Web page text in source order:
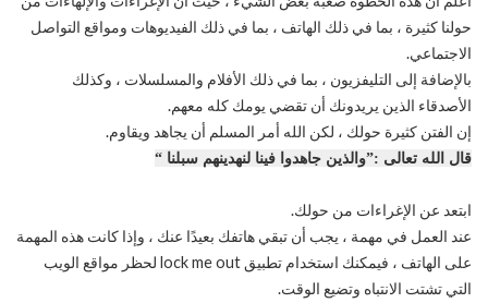
حولنا كثيرة ، بما في ذلك الهاتف ، بما في ذلك الفيديوهات ومواقع التواصل
الاجتماعي.
بالإضافة إلى التليفزيون ، بما في ذلك الأفلام والمسلسلات ، وكذلك
الأصدقاء الذين يريدونك أن تقضي يومك كله معهم.
إن الفتن كثيرة حولك ، لكن الله أمر المسلم أن يجاهد ويقاوم.
قال الله تعالى :”والذين جاهدوا فينا لنهدينهم سبلنا “
ابتعد عن الإغراءات من حولك.
عند العمل في مهمة ، يجب أن تبقي هاتفك بعيدًا عنك ، وإذا كانت هذه المهمة
على الهاتف ، فيمكنك استخدام تطبيق lock me out لحظر مواقع الويب
التي تشتت الانتباه وتضيع الوقت.